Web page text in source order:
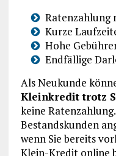
Ratenzahlung
Kurze
Hohe
Endfällige
Als Neukunde
Kleinkredit trotz
keine
Bestandskunden
wenn Sie bereits
Klein-Kredit online